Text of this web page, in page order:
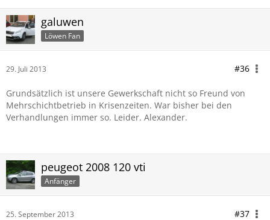
galuwen
Löwen Fan
29. Juli 2013 #36
Grundsätzlich ist unsere Gewerkschaft nicht so Freund von
Mehrschichtbetrieb in Krisenzeiten. War bisher bei den
Verhandlungen immer so. Leider. Alexander.
peugeot 2008 120 vti
Anfänger
25. September 2013 #37